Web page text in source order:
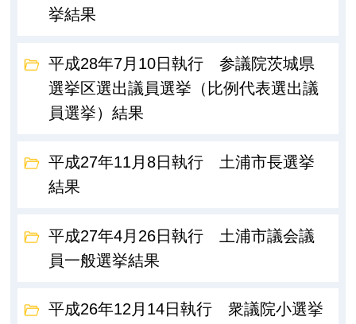
挙結果
平成28年7月10日執行 参議院茨城県
選挙区選出議員選挙（比例代表選出議
員選挙）結果
平成27年11月8日執行 土浦市長選挙
結果
平成27年4月26日執行 土浦市議会議
員一般選挙結果
平成26年12月14日執行 衆議院小選挙